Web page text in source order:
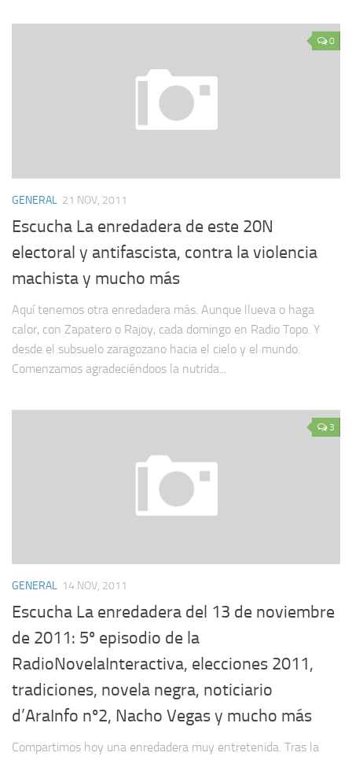
0
GENERAL 21 NOV, 2011
Escucha La enredadera de este 20N
electoral y antifascista, contra la violencia
machista y mucho más
Aquí tenemos otra enredadera más. Aunque llueva o haga
calor, con Zapatero o Rajoy, cada domingo en Radio Topo. Y
desde el subsuelo zaragozano hacia el cielo y el mundo.
Comenzamos agradeciéndoos la nutrida...
3
GENERAL 14 NOV, 2011
Escucha La enredadera del 13 de noviembre
de 2011: 5º episodio de la
RadioNovelaInteractiva, elecciones 2011,
tradiciones, novela negra, noticiario
d’AraInfo nº2, Nacho Vegas y mucho más
Compartimos hoy una enredadera muy entretenida. Tras la